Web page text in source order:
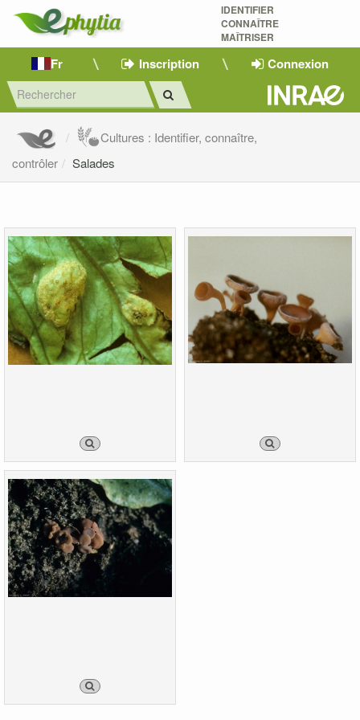
IDENTIFIER
CONNAÎTRE
MAÎTRISER
Fr Inscription Connexion
Cultures : Identifier, connaître,
contrôler
Salades